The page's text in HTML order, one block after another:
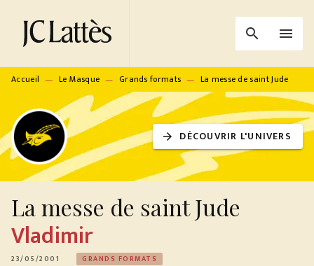
MENU RECHERCHE
PIED DE PAGE
search menu
Accueil — Le Masque — Grands formats — La messe de saint Jude
arrow_forward DÉCOUVRIR L'UNIVERS
La messe de saint Jude
Vladimir
23/05/2001 GRANDS FORMATS